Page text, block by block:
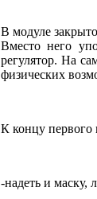
В модуле
Вместо него
регулятор. На
физических
К концу первого
-надеть и маску,